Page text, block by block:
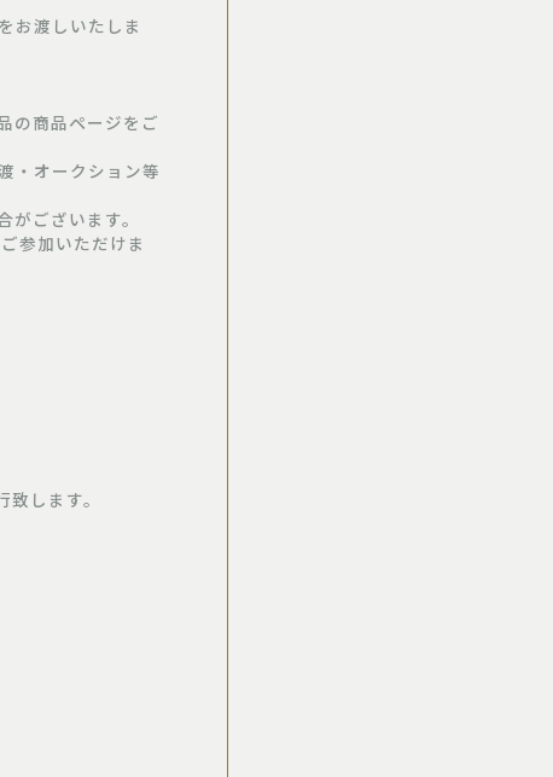
お渡しいたしま
の商品ページをご
・オークション等
ございます。
参加いただけま
します。